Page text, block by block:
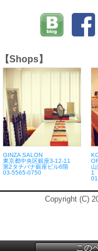
【Shops】
GINZA SALON
東京都中央区銀座3-12-11
第2タチバナ銀座ビル6階
03-5565-0750
山
1
Copyright (C)
この